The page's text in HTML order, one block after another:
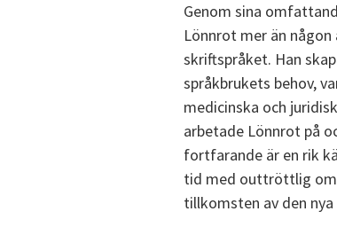
Genom sina
Lönnrot mer än
skriftspråket. Han
språkbrukets behov,
medicinska och
arbetade Lönnrot på
fortfarande är en rik
tid med outtröttlig
tillkomsten av den